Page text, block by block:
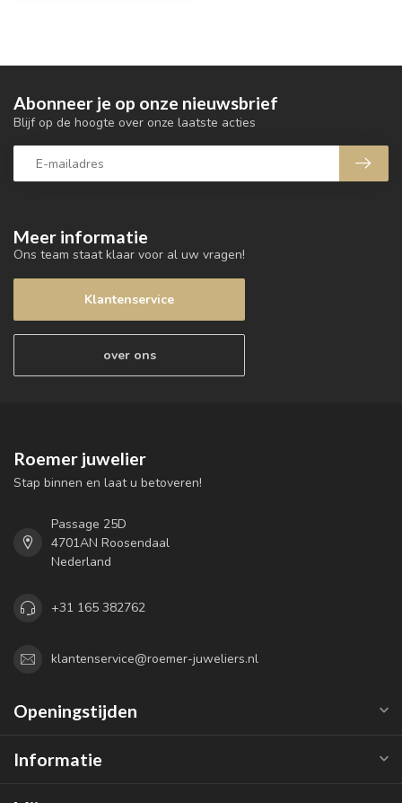
Meer informatie
Ons team staat klaar voor al uw vragen!
Klantenservice
over ons
Abonneer je op onze nieuwsbrief
Blijf op de hoogte over onze laatste acties
Roemer juwelier
Stap binnen en laat u betoveren!
Passage 25D
4701AN Roosendaal
Nederland
+31 165 382762
klantenservice@roemer-juweliers.nl
Openingstijden
Informatie